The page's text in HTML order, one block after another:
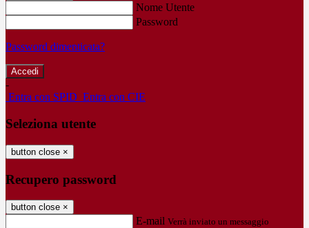
Nome Utente
Password
Password dimenticata?
-
Entra con SPID Entra con CIE
Seleziona utente
button close ×
Recupero password
button close ×
E-mail Verrà inviato un messaggio